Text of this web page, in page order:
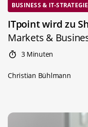
BUSINESS & IT-STRATEGIE
ITpoint wird zu
Markets &
3 Minuten
Christian Bühlmann